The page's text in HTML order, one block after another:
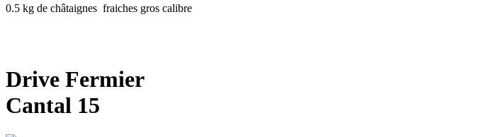
0.5 kg de châtaignes fraiches gros calibre
Drive Fermier
Cantal 15